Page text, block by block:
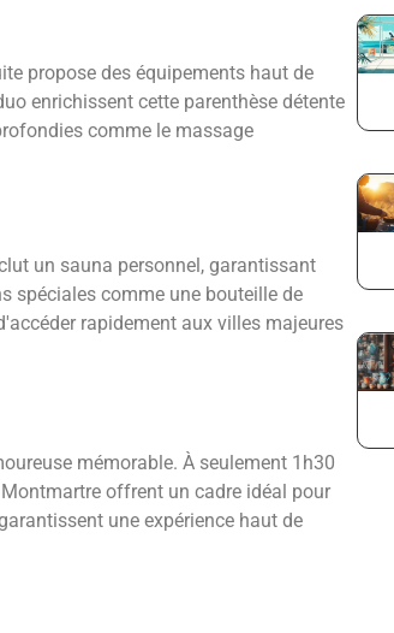
propose des équipements haut de
enrichissent cette parenthèse détente
comme le massage
un sauna personnel, garantissant
spéciales comme une bouteille de
rapidement aux villes majeures
mémorable. À seulement 1h30
offrent un cadre idéal pour
une expérience haut de